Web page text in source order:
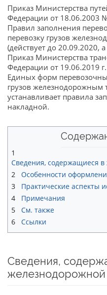
Приказ Министерства
Федерации от 18.06.2003
Правил заполнения
перевозку грузов
(действует до 20.09.2020,
Приказ Министерства
Федерации от 19.06.2019
Единых форм
грузов железнодорожным
устанавливает правила
накладной.
1
Сведения, содержащиеся
2
Особенности
3
Практические аспекты
4
Примечания
5
См. также
6
Ссылки
Сведения,
железнодорожной